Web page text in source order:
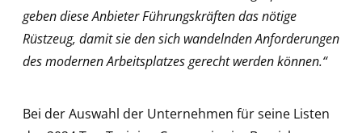
geben diese Anbieter Führungskräften das nötige
Rüstzeug, damit sie den sich wandelnden Anforderungen
des modernen Arbeitsplatzes gerecht werden können.“
Bei der Auswahl der Unternehmen für seine Listen